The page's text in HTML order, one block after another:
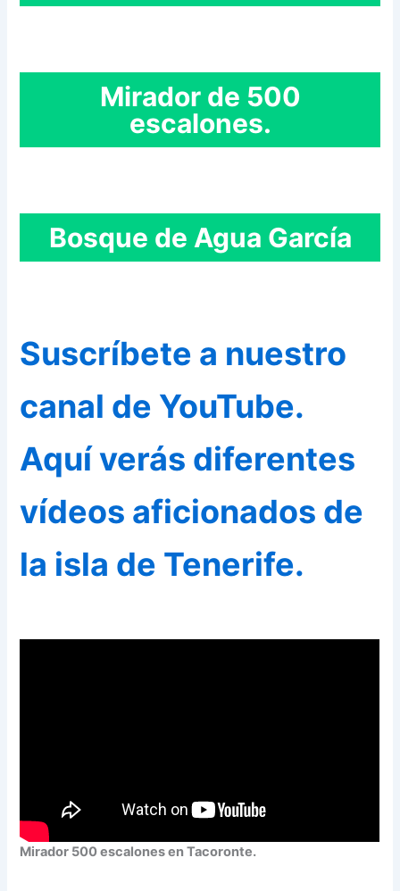
Mirador de 500
escalones.
Bosque de Agua García
Suscríbete a nuestro
canal de YouTube.
Aquí verás diferentes
vídeos aficionados de
la isla de Tenerife.
Mirador 500 escalones en Tacoronte.